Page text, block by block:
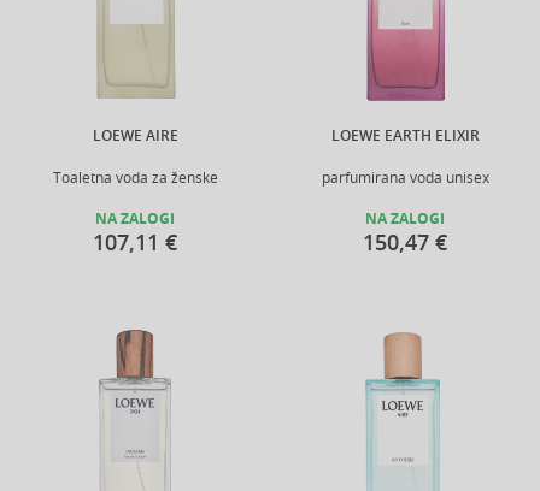
LOEWE AIRE
Toaletna voda za ženske
NA ZALOGI
107,11 €
LOEWE EARTH ELIXIR
parfumirana voda unisex
NA ZALOGI
150,47 €